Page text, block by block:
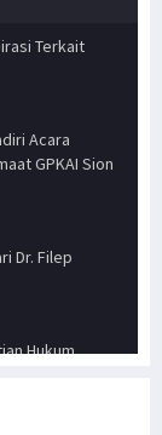
Terkait
Acara
GPKAI Sion
Dr. Filep
Hukum